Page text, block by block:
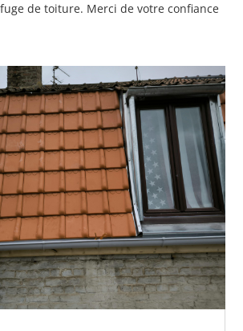
de toiture. Merci de votre confiance